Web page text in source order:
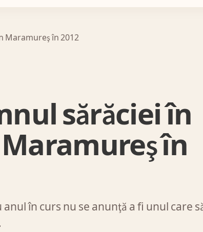
Maramureş în 2012
sărăciei în
în
în curs nu se anunţă a fi unul care